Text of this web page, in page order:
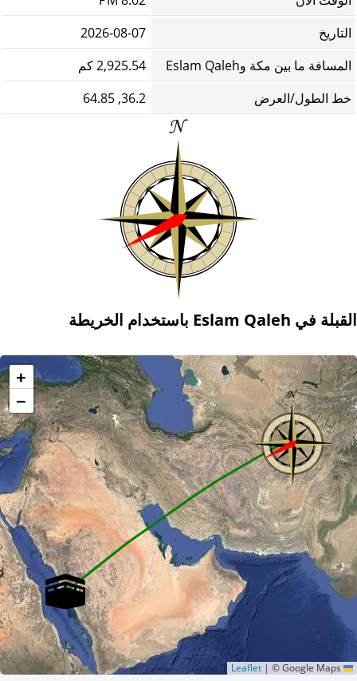
التاريخ
2026-08-07
المسافة ما بين مكة وEslam Qaleh
2,925.54 كم
خط الطول/العرض
36.2, 64.85
القبلة في Eslam Qaleh باستخدام الخريطة
+
−
| © Google Maps